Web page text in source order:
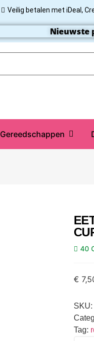
Veilig betalen met iDeal,
Nieuwste
Gereedschappen
40
€
SKU:
Tag: